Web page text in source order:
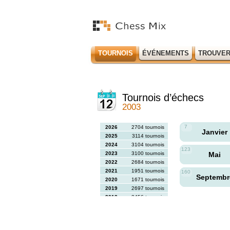
TOURNOIS ÉVÉNEMENTS
Tournois d’échecs
2003
2026
2704 tournois
2025
3114 tournois
2024
3104 tournois
2023
3100 tournois
2022
2684 tournois
2021
1951 tournois
2020
1671 tournois
2019
2697 tournois
2018
2456 tournois
7
Janvier
123
Mai
160